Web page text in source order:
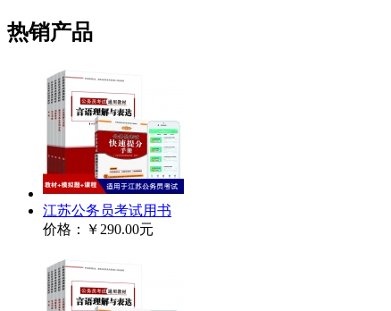
热销产品
江苏公务员考试用书
价格：
￥290.00元